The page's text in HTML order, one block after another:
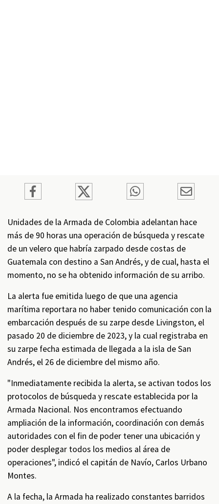
Unidades de la Armada de Colombia adelantan hace
más de 90 horas una operación de búsqueda y rescate
de un velero que habría zarpado desde costas de
Guatemala con destino a San Andrés, y de cual, hasta el
momento, no se ha obtenido información de su arribo.
La alerta fue emitida luego de que una agencia
marítima reportara no haber tenido comunicación con la
embarcación después de su zarpe desde Livingston, el
pasado 20 de diciembre de 2023, y la cual registraba en
su zarpe fecha estimada de llegada a la isla de San
Andrés, el 26 de diciembre del mismo año.
"Inmediatamente recibida la alerta, se activan todos los
protocolos de búsqueda y rescate establecida por la
Armada Nacional. Nos encontramos efectuando
ampliación de la información, coordinación con demás
autoridades con el fin de poder tener una ubicación y
poder desplegar todos los medios al área de
operaciones", indicó el capitán de Navío, Carlos Urbano
Montes.
A la fecha, la Armada ha realizado constantes barridos